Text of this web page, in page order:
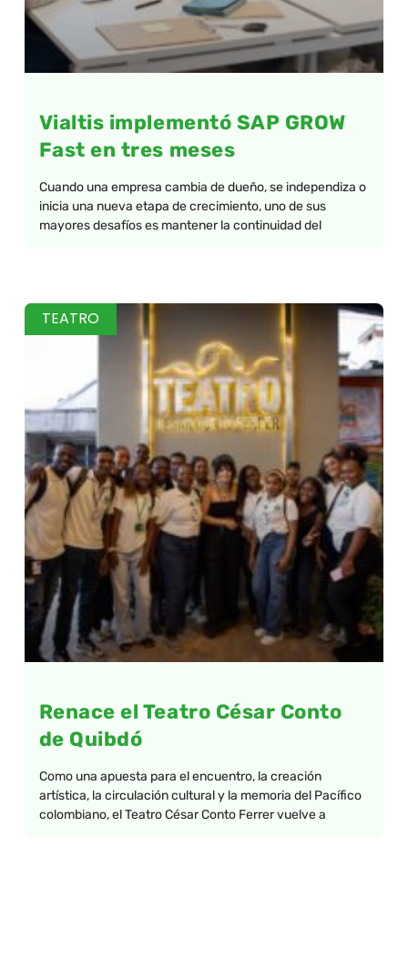
Vialtis implementó SAP GROW
Fast en tres meses
Cuando una empresa cambia de dueño, se independiza o
inicia una nueva etapa de crecimiento, uno de sus
mayores desafíos es mantener la continuidad del
TEATRO
Renace el Teatro César Conto
de Quibdó
Como una apuesta para el encuentro, la creación
artística, la circulación cultural y la memoria del Pacífico
colombiano, el Teatro César Conto Ferrer vuelve a